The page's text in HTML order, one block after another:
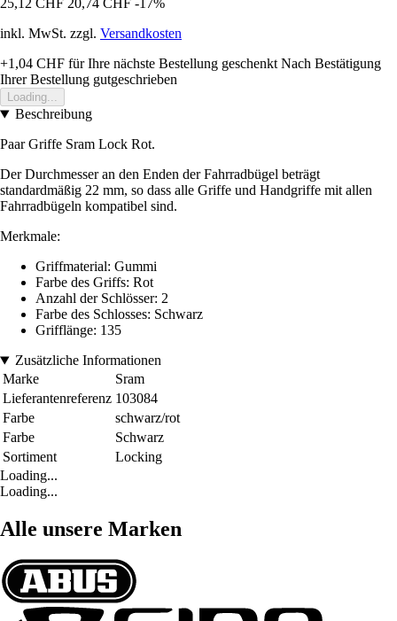
25,12 CHF 20,74 CHF -17%
inkl. MwSt. zzgl. Versandkosten
+1,04 CHF für Ihre nächste Bestellung geschenkt Nach Bestätigung
Ihrer Bestellung gutgeschrieben
Loading...
Beschreibung
Paar Griffe Sram Lock Rot.
Der Durchmesser an den Enden der Fahrradbügel beträgt
standardmäßig 22 mm, so dass alle Griffe und Handgriffe mit allen
Fahrradbügeln kompatibel sind.
Merkmale:
Griffmaterial: Gummi
Farbe des Griffs: Rot
Anzahl der Schlösser: 2
Farbe des Schlosses: Schwarz
Grifflänge: 135
Zusätzliche Informationen
Marke
Sram
Lieferantenreferenz 103084
Farbe
schwarz/rot
Farbe
Schwarz
Sortiment
Locking
Loading...
Loading...
Alle unsere Marken